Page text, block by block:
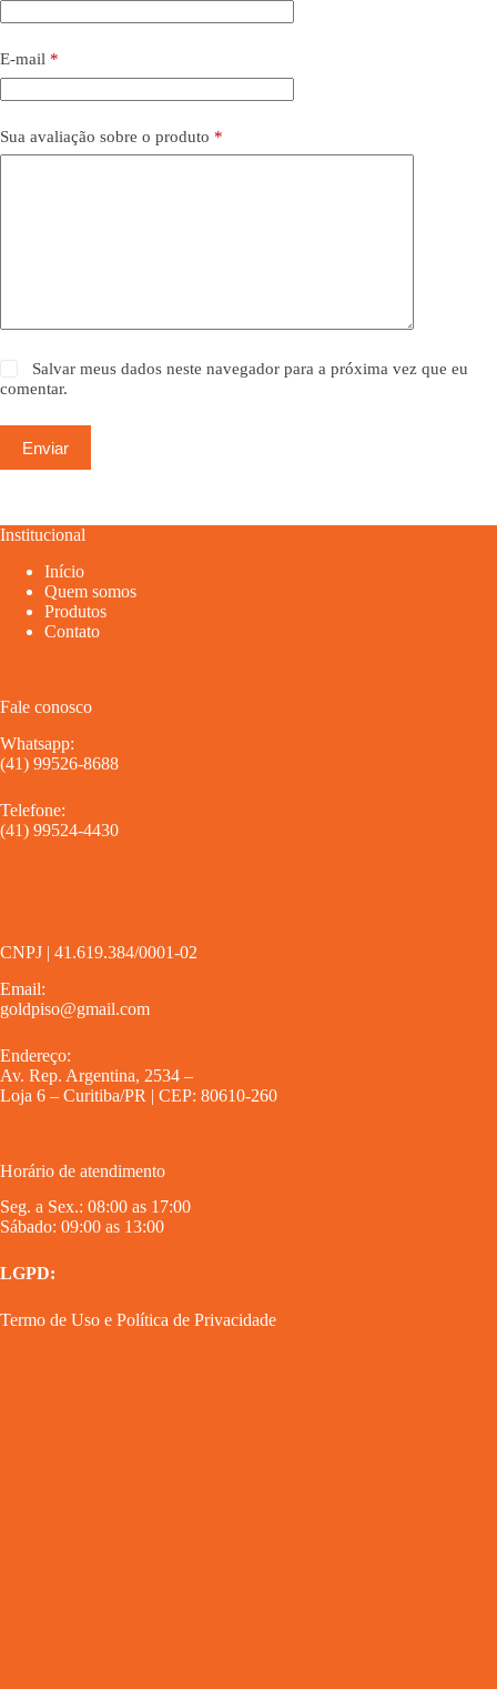
E-mail *
Sua avaliação sobre o produto *
Salvar meus dados neste navegador para a próxima vez que eu
comentar.
Enviar
Institucional
Início
Quem somos
Produtos
Contato
Fale conosco
Whatsapp:
(41) 99526-8688
Telefone:
(41) 99524-4430
CNPJ | 41.619.384/0001-02
Email:
goldpiso@gmail.com
Endereço:
Av. Rep. Argentina, 2534 –
Loja 6 – Curitiba/PR | CEP: 80610-260
Horário de atendimento
Seg. a Sex.: 08:00 as 17:00
Sábado: 09:00 as 13:00
LGPD:
Termo de Uso e Política de Privacidade